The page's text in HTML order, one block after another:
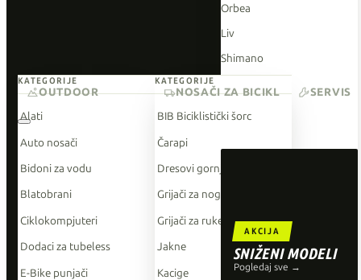
Orbea
Liv
Shimano
O'Neal
AKCIJA
SNIŽENI MODELI
Pogledaj sve →
KATEGORIJE
Alati
Auto nosači
Bidoni za vodu
Blatobrani
Ciklokompjuteri
Dodaci za tubeless
E-Bike punjači
KATEGORIJE
BIB Biciklistički šorc
Čarapi
Dresovi gornji dio
Grijači za noge
Grijači za ruke
Jakne
Kacige
OUTDOOR NOSAČI ZA BICIKL SERVIS